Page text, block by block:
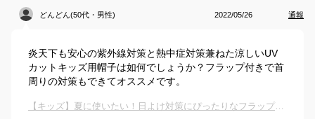
どんどん(50代・男性) 2022/05/26 通報
炎天下も安心の紫外線対策と熱中症対策兼ねた涼しいUV
カットキッズ用帽子は如何でしょうか？フラップ付きで首
周りの対策もできてオススメです。
【キッズ】夏に使いたい！日よけ対策にぴったりなフラップ付き帽子のおすすめは？